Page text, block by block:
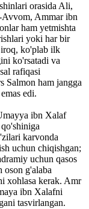
orasida Ali,
Ammar ibn
ham yetmishta
yoki har bir
ko'plab ilk
ko'rsatadi va
rafiqasi
Salmon ham jangga
edi.
ibn Xalaf
karvonda
uchun chiqishgan;
uchun qasos
g'alaba
xohlasa kerak. Amr
ibn Xalafni
tasvirlangan.